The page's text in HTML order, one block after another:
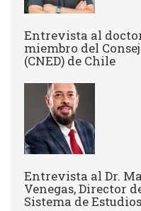
Entrevista al
miembro del
(CNED) de Chile
Entrevista al Dr.
Venegas, Director
Sistema de